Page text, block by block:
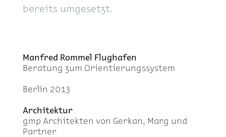
be­reits um­ge­setzt.
Man­fred Rom­mel Flug­ha­fen
Be­ra­tung zum Ori­en­tie­rungs­sys­tem
Ber­lin 2013
Ar­chi­tek­tur
gmp Ar­chi­tek­ten von Ger­kan, Marg und
Part­ner